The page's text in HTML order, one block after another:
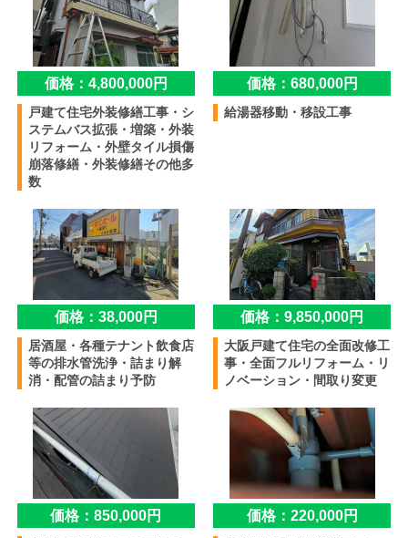
価格：4,800,000円
戸建て住宅外装修繕工事・シ
ステムバス拡張・増築・外装
リフォーム・外壁タイル損傷
崩落修繕・外装修繕その他多
数
価格：680,000円
給湯器移動・移設工事
価格：38,000円
居酒屋・各種テナント飲食店
等の排水管洗浄・詰まり解
消・配管の詰まり予防
価格：9,850,000円
大阪戸建て住宅の全面改修工
事・全面フルリフォーム・リ
ノベーション・間取り変更
価格：850,000円 価格：220,000円